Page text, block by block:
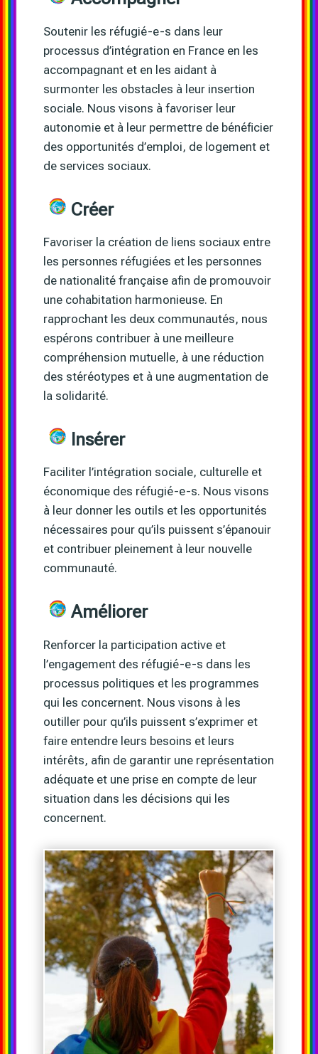
Soutenir les réfugié-e-s dans leur
processus d’intégration en France en les
accompagnant et en les aidant à
surmonter les obstacles à leur insertion
sociale. Nous visons à favoriser leur
autonomie et à leur permettre de bénéficier
des opportunités d’emploi, de logement et
de services sociaux.
Créer
Favoriser la création de liens sociaux entre
les personnes réfugiées et les personnes
de nationalité française afin de promouvoir
une cohabitation harmonieuse. En
rapprochant les deux communautés, nous
espérons contribuer à une meilleure
compréhension mutuelle, à une réduction
des stéréotypes et à une augmentation de
la solidarité.
Insérer
Faciliter l’intégration sociale, culturelle et
économique des réfugié-e-s. Nous visons
à leur donner les outils et les opportunités
nécessaires pour qu’ils puissent s’épanouir
et contribuer pleinement à leur nouvelle
communauté.
Améliorer
Renforcer la participation active et
l’engagement des réfugié-e-s dans les
processus politiques et les programmes
qui les concernent. Nous visons à les
outiller pour qu’ils puissent s’exprimer et
faire entendre leurs besoins et leurs
intérêts, afin de garantir une représentation
adéquate et une prise en compte de leur
situation dans les décisions qui les
concernent.